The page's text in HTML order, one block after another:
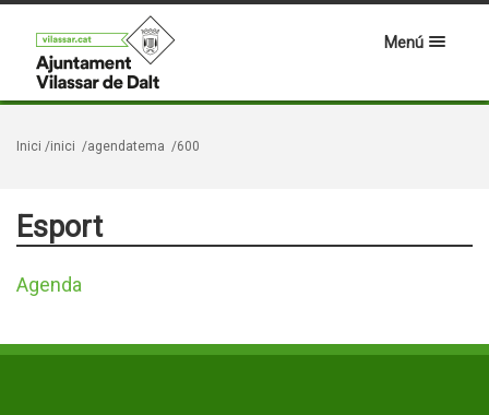
Menú
Inici /inici /agendatema /600
Esport
Agenda